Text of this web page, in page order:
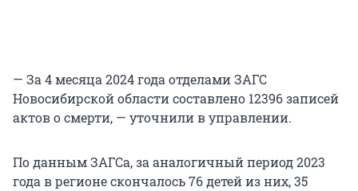
— За 4 месяца 2024 года отделами ЗАГС
Новосибирской области составлено 12396 записей
актов о смерти, — уточнили в управлении.
По данным ЗАГСа, за аналогичный период 2023
года в регионе скончалось 76 детей из них, 35